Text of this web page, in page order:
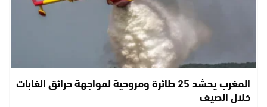
المغرب يحشد 25 طائرة ومروحية لمواجهة حرائق الغابات
خلال الصيف